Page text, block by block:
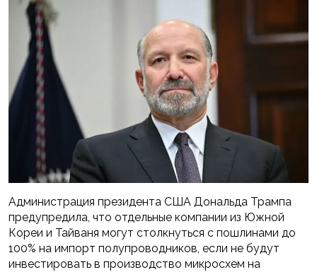
Администрация президента США Дональда Трампа
предупредила, что отдельные компании из Южной
Кореи и Тайваня могут столкнуться с пошлинами до
100% на импорт полупроводников, если не будут
инвестировать в производство микросхем на